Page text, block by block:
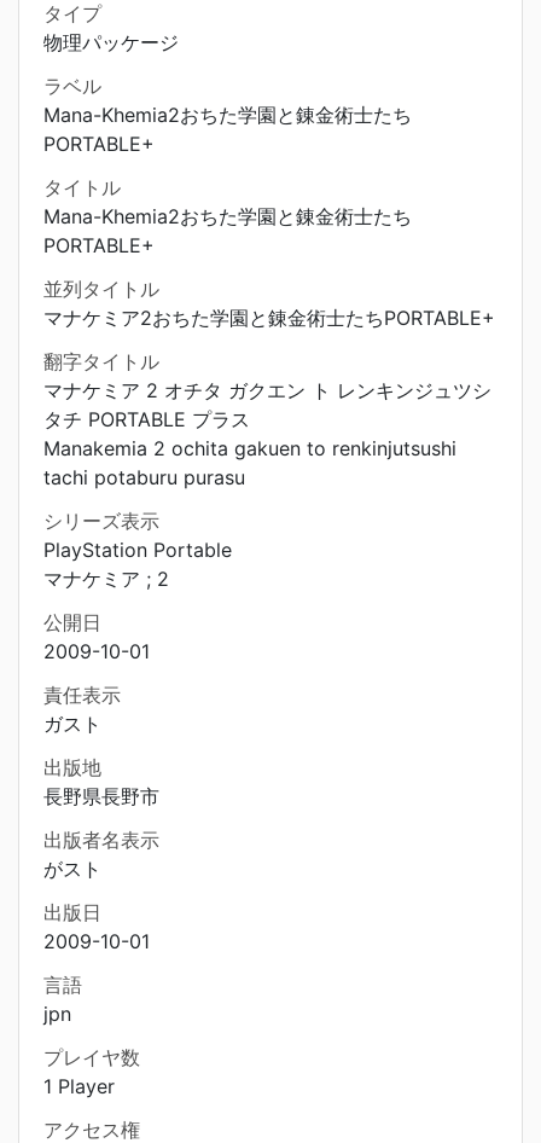
タイプ
物理パッケージ
ラベル
Mana-Khemia2おちた学園と錬金術士たち
PORTABLE+
タイトル
Mana-Khemia2おちた学園と錬金術士たち
PORTABLE+
並列タイトル
マナケミア2おちた学園と錬金術士たちPORTABLE+
翻字タイトル
マナケミア 2 オチタ ガクエン ト レンキンジュツシ
タチ PORTABLE プラス
Manakemia 2 ochita gakuen to renkinjutsushi
tachi potaburu purasu
シリーズ表示
PlayStation Portable
マナケミア ; 2
公開日
2009-10-01
責任表示
ガスト
出版地
長野県長野市
出版者名表示
がスト
出版日
2009-10-01
言語
jpn
プレイヤ数
1 Player
アクセス権